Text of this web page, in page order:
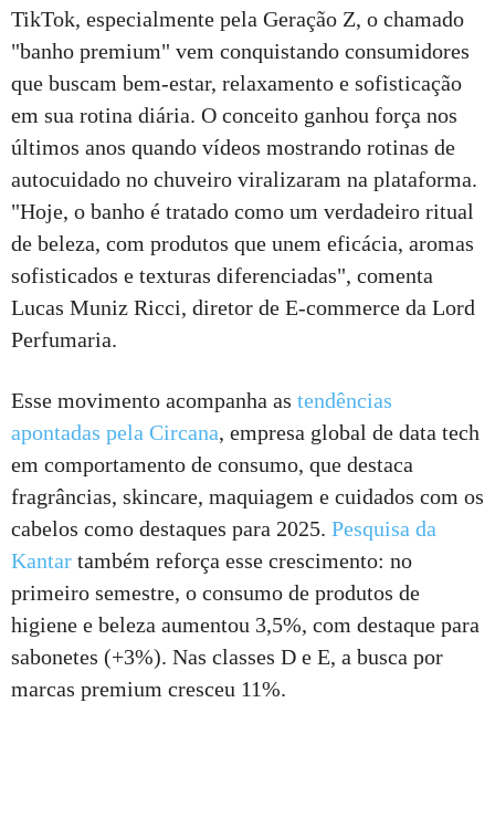
TikTok, especialmente pela Geração Z, o chamado
"banho premium" vem conquistando consumidores
que buscam bem-estar, relaxamento e sofisticação
em sua rotina diária. O conceito ganhou força nos
últimos anos quando vídeos mostrando rotinas de
autocuidado no chuveiro viralizaram na plataforma.
"Hoje, o banho é tratado como um verdadeiro ritual
de beleza, com produtos que unem eficácia, aromas
sofisticados e texturas diferenciadas", comenta
Lucas Muniz Ricci, diretor de E-commerce da Lord
Perfumaria.
Esse movimento acompanha as tendências
apontadas pela Circana, empresa global de data tech
em comportamento de consumo, que destaca
fragrâncias, skincare, maquiagem e cuidados com os
cabelos como destaques para 2025. Pesquisa da
Kantar também reforça esse crescimento: no
primeiro semestre, o consumo de produtos de
higiene e beleza aumentou 3,5%, com destaque para
sabonetes (+3%). Nas classes D e E, a busca por
marcas premium cresceu 11%.